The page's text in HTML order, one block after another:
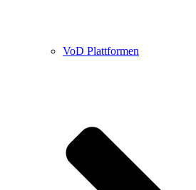
VoD Plattformen